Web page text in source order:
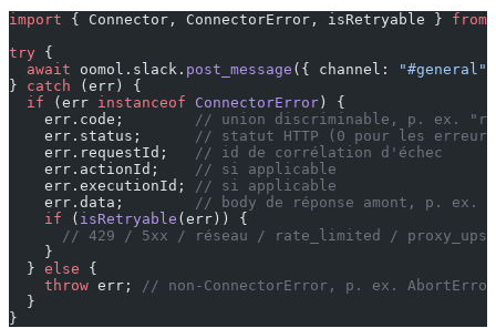
import { Connector, ConnectorError, isRetryable } from
try {
  await
oomol.slack. post_message ({ channel: "#general"
} catch (err) {
  if
(err instanceof ConnectorError) {
    err.code;
// union discriminable, p. ex.
    err.status;
// statut HTTP (0 pour les
    err.requestId;
// id de corrélation d'échec
    err.actionId;
// si applicable
    err.executionId;
// si applicable
    err.data;
// body de réponse amont, p. ex.
    if
( isRetryable (err)) {
// 429 / 5xx / réseau / rate_limited /
    }
  }
else {
    throw
err;
// non-ConnectorError, p. ex.
  }
}